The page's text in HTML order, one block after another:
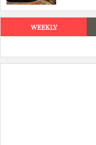
WEEKLY